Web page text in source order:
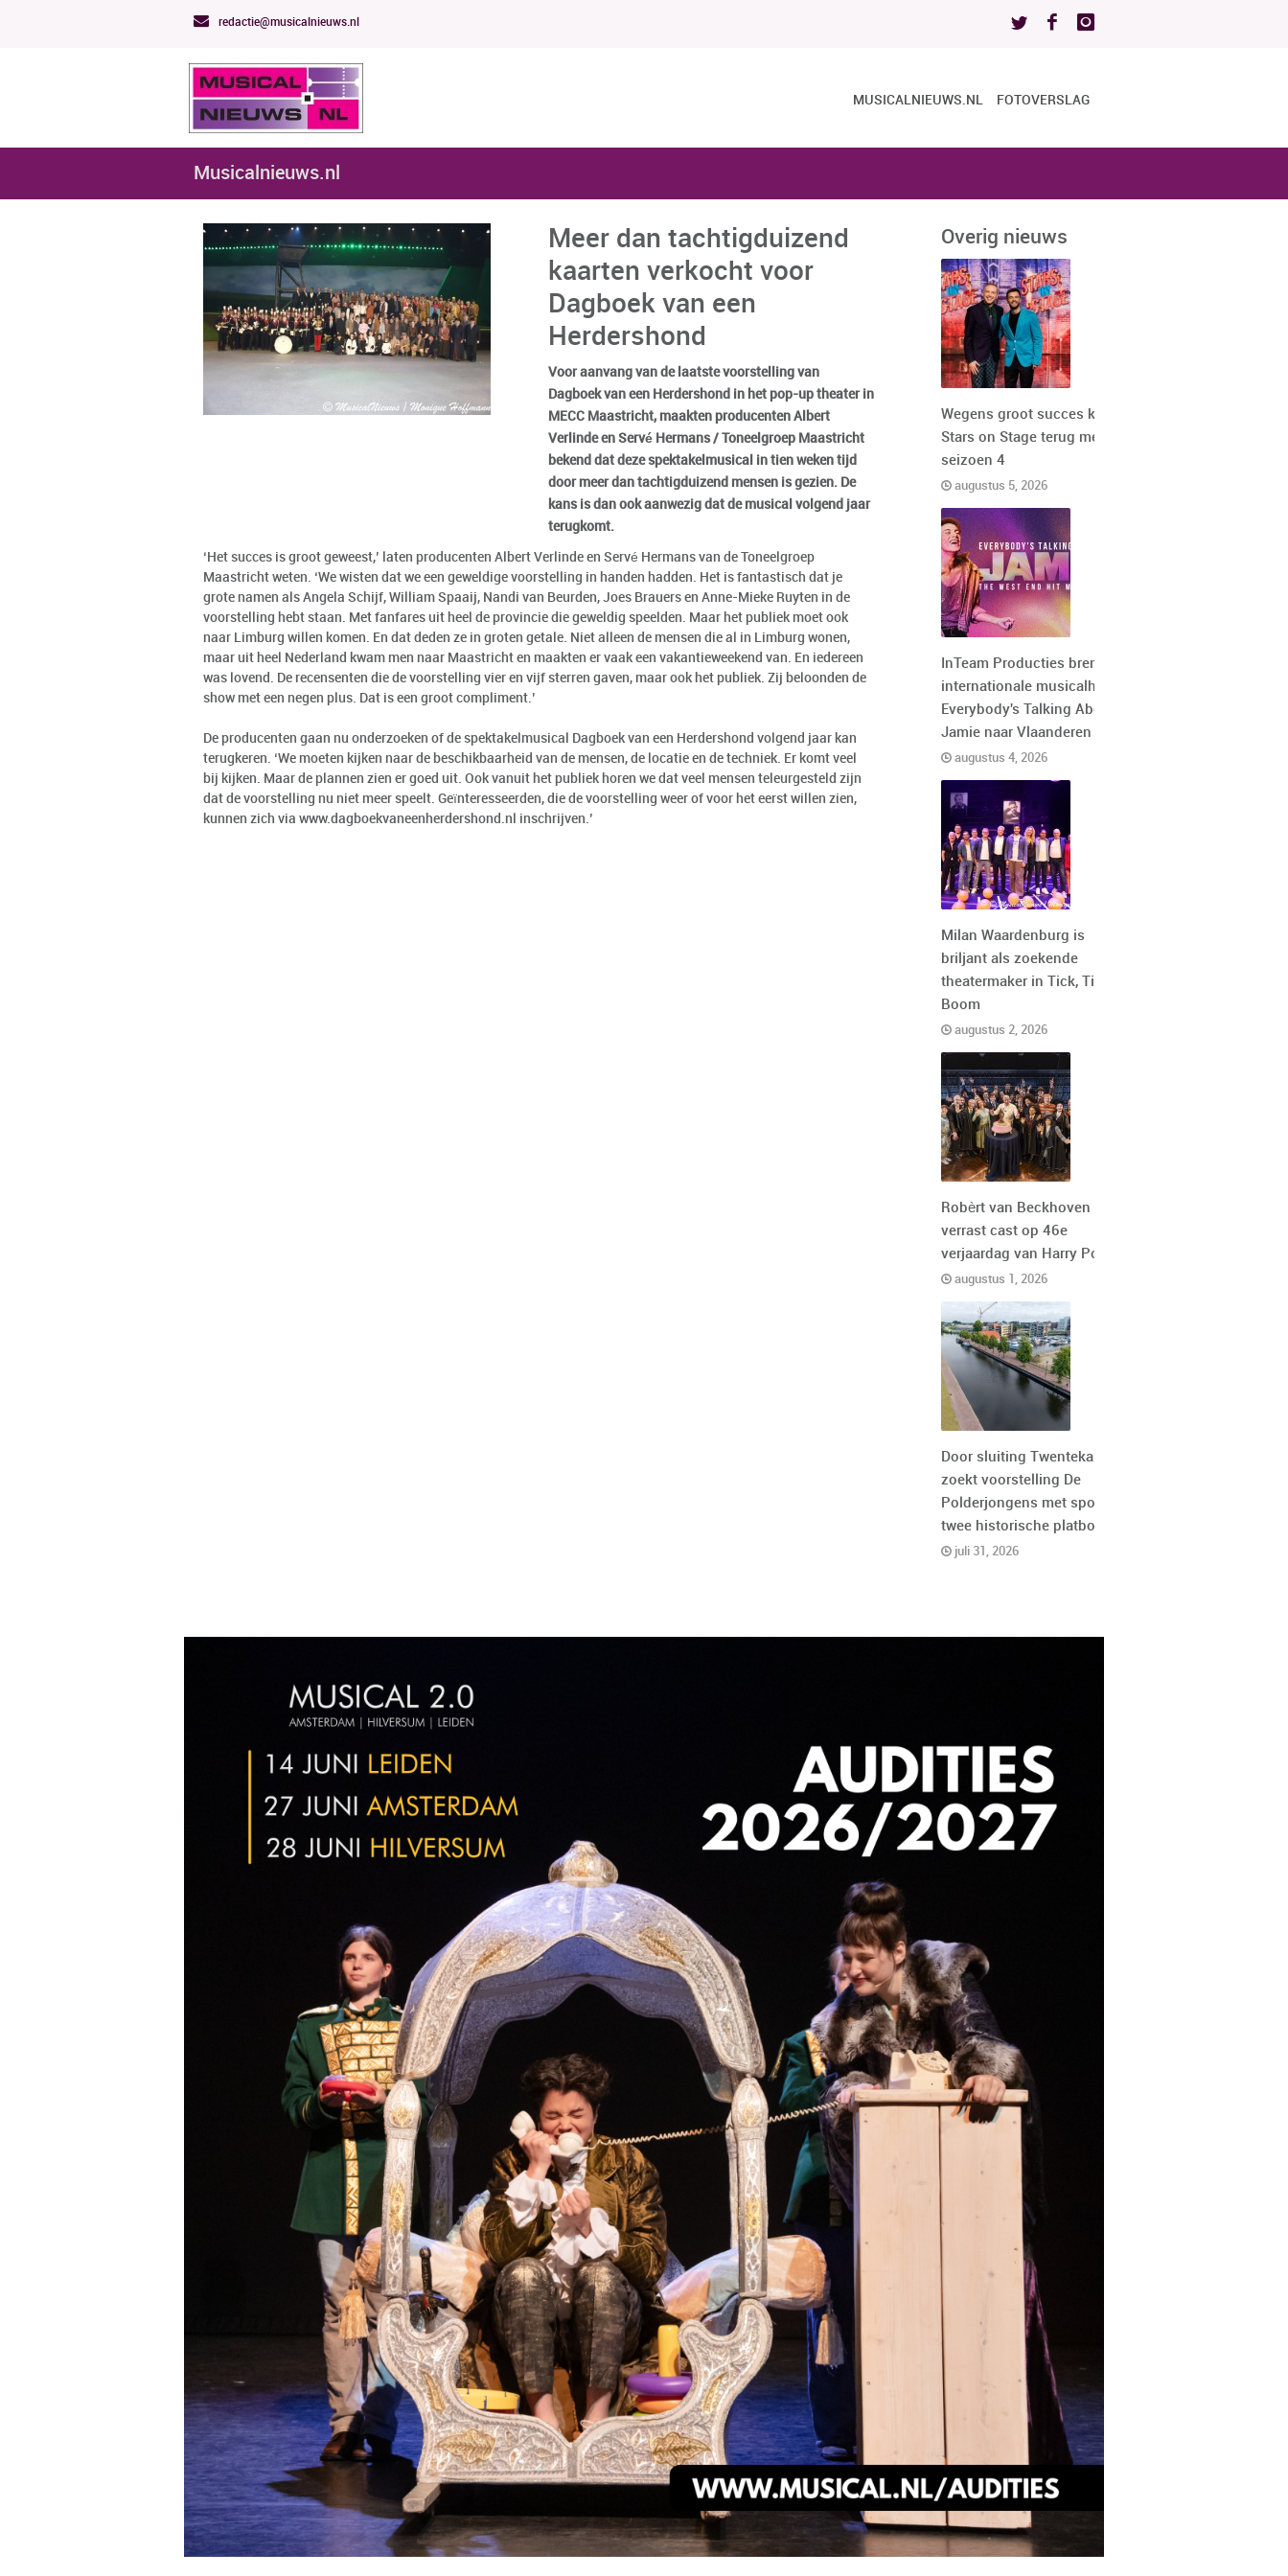
redactie@musicalnieuws.nl
MUSICALNIEUWS.NL FOTOVERSLAG
Musicalnieuws.nl
Meer dan tachtigduizend
kaarten verkocht voor
Dagboek van een
Herdershond
Voor aanvang van de laatste voorstelling van
Dagboek van een Herdershond in het pop-up theater in
MECC Maastricht, maakten producenten Albert
Verlinde en Servé Hermans / Toneelgroep Maastricht
bekend dat deze spektakelmusical in tien weken tijd
door meer dan tachtigduizend mensen is gezien. De
kans is dan ook aanwezig dat de musical volgend jaar
terugkomt.
‘Het succes is groot geweest,’ laten producenten Albert Verlinde en Servé Hermans van de Toneelgroep
Maastricht weten. ‘We wisten dat we een geweldige voorstelling in handen hadden. Het is fantastisch dat je
grote namen als Angela Schijf, William Spaaij, Nandi van Beurden, Joes Brauers en Anne-Mieke Ruyten in de
voorstelling hebt staan. Met fanfares uit heel de provincie die geweldig speelden. Maar het publiek moet ook
naar Limburg willen komen. En dat deden ze in groten getale. Niet alleen de mensen die al in Limburg wonen,
maar uit heel Nederland kwam men naar Maastricht en maakten er vaak een vakantieweekend van. En iedereen
was lovend. De recensenten die de voorstelling vier en vijf sterren gaven, maar ook het publiek. Zij beloonden de
show met een negen plus. Dat is een groot compliment.’
De producenten gaan nu onderzoeken of de spektakelmusical Dagboek van een Herdershond volgend jaar kan
terugkeren. ‘We moeten kijken naar de beschikbaarheid van de mensen, de locatie en de techniek. Er komt veel
bij kijken. Maar de plannen zien er goed uit. Ook vanuit het publiek horen we dat veel mensen teleurgesteld zijn
dat de voorstelling nu niet meer speelt. Geïnteresseerden, die de voorstelling weer of voor het eerst willen zien,
kunnen zich via www.dagboekvaneenherdershond.nl inschrijven.’
Overig nieuws
Wegens groot succes keert
Stars on Stage terug met
seizoen 4
augustus 5, 2026
InTeam Producties brengt de
internationale musicalhit
Everybody's Talking About
Jamie naar Vlaanderen
augustus 4, 2026
Milan Waardenburg is
briljant als zoekende
theatermaker in Tick, Tick,
Boom
augustus 2, 2026
Robèrt van Beckhoven
verrast cast op 46e
verjaardag van Harry Potter
augustus 1, 2026
Door sluiting Twentekanaal
zoekt voorstelling De
Polderjongens met spoed
twee historische platbodems
juli 31, 2026